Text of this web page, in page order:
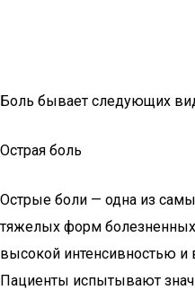
Боль бывает следующих
Острая боль
Острые боли — одна из
тяжелых форм
высокой интенсивностью
Пациенты испытывают